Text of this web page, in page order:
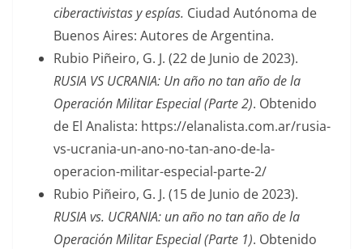
ciberactivistas y espías. Ciudad Autónoma de
Buenos Aires: Autores de Argentina.
Rubio Piñeiro, G. J. (22 de Junio de 2023).
RUSIA VS UCRANIA: Un año no tan año de la
Operación Militar Especial (Parte 2). Obtenido
de El Analista: https://elanalista.com.ar/rusia-
vs-ucrania-un-ano-no-tan-ano-de-la-
operacion-militar-especial-parte-2/
Rubio Piñeiro, G. J. (15 de Junio de 2023).
RUSIA vs. UCRANIA: un año no tan año de la
Operación Militar Especial (Parte 1). Obtenido